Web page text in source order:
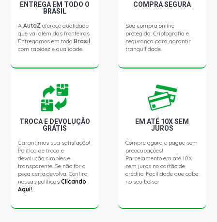
ENTREGA EM TODO O
BRASIL
AAutoZ oferece qualidade
que vai além das fronteiras.
Entregamos em todoBrasil
com rapidez e qualidade.
COMPRA SEGURA
Sua compra online
protegida. Criptografia e
segurança para garantir
tranquilidade.
TROCA E DEVOLUÇÃO
GRÁTIS
Garantimos sua satisfação!
Política de troca e
devolução simples e
transparente. Se não for a
peça certa,devolva. Confira
nossas políticasClicando
Aqui!
EM ATÉ 10X SEM
JUROS
Compre agora e pague sem
preocupações!
Parcelamento em até 10X
sem juros no cartão de
crédito. Facilidade que cabe
no seu bolso.